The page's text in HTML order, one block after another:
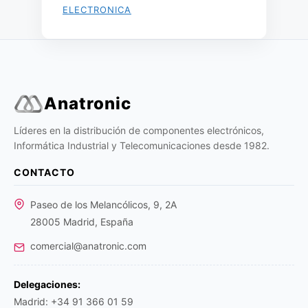
ELECTRONICA
Anatronic
Líderes en la distribución de componentes electrónicos,
Informática Industrial y Telecomunicaciones desde 1982.
CONTACTO
Paseo de los Melancólicos, 9, 2A
28005 Madrid, España
comercial@anatronic.com
Delegaciones:
Madrid: +34 91 366 01 59